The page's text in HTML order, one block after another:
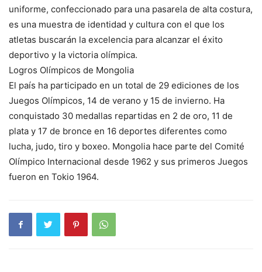
uniforme, confeccionado para una pasarela de alta costura,
es una muestra de identidad y cultura con el que los
atletas buscarán la excelencia para alcanzar el éxito
deportivo y la victoria olímpica.
Logros Olímpicos de Mongolia
El país ha participado en un total de 29 ediciones de los
Juegos Olímpicos, 14 de verano y 15 de invierno. Ha
conquistado 30 medallas repartidas en 2 de oro, 11 de
plata y 17 de bronce en 16 deportes diferentes como
lucha, judo, tiro y boxeo. Mongolia hace parte del Comité
Olímpico Internacional desde 1962 y sus primeros Juegos
fueron en Tokio 1964.